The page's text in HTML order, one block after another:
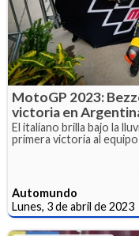
MotoGP 2023:
victoria en
El italiano brilla bajo la
primera victoria al
Automundo
Lunes, 3 de abril de 2023